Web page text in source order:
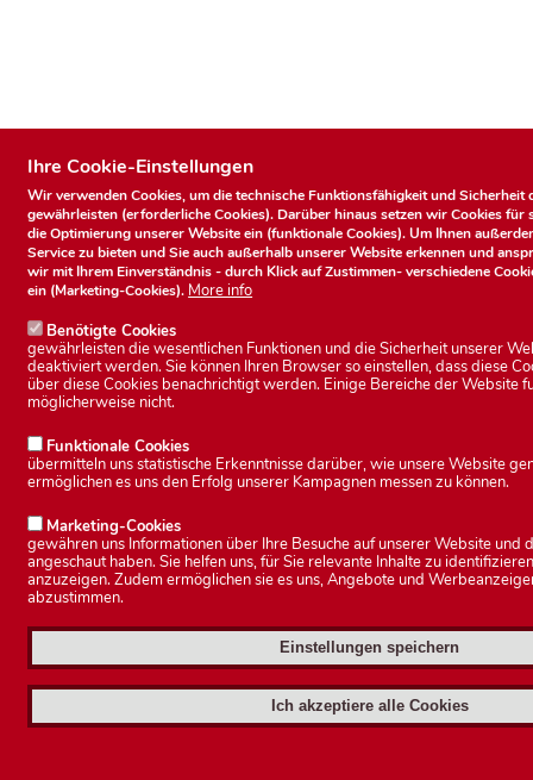
c
o
u
n
m
e
n
u
Ihre Cookie-Einstellungen
Wir verwenden Cookies, um die technische Funktionsfähigkeit und Sicherheit
gewährleisten (erforderliche Cookies). Darüber hinaus setzen wir Cookies für
die Optimierung unserer Website ein (funktionale Cookies). Um Ihnen
Service zu bieten und Sie auch außerhalb unserer Website erkennen und
wir mit Ihrem Einverständnis - durch Klick aufZustimmen- verschiedene
ein (Marketing-Cookies). More info
Benötigte Cookies
gewährleisten die wesentlichen Funktionen und die Sicherheit unserer
deaktiviert werden. Sie können Ihren Browser so einstellen, dass diese
über diese Cookies benachrichtigt werden. Einige Bereiche der Website
möglicherweise nicht.
Funktionale Cookies
übermitteln uns statistische Erkenntnisse darüber, wie unsere Website
ermöglichen es uns den Erfolg unserer Kampagnen messen zu können.
Marketing-Cookies
gewähren uns Informationen über Ihre Besuche auf unserer Website und
angeschaut haben. Sie helfen uns, für Sie relevante Inhalte zu
anzuzeigen. Zudem ermöglichen sie es uns, Angebote und
abzustimmen.
Einstellungen speichern
Ich akzeptiere alle Cookies